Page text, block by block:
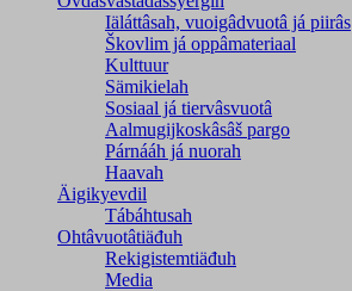
Iäláttâsah, vuoigâdvuotâ já piirâs
Škovlim já oppâmateriaal
Kulttuur
Sämikielah
Sosiaal já tiervâsvuotâ
Aalmugijkoskâsâš pargo
Párnááh já nuorah
Haavah
Äigikyevdil
Tábáhtusah
Ohtâvuotâtiäđuh
Rekigistemtiäđuh
Media